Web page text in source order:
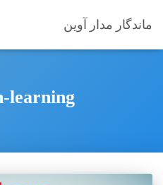
ماندگار مدار آوین
learning